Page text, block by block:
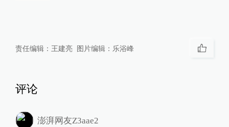
责任编辑： 王建亮 图片编辑： 乐浴峰
评论
澎湃网友Z3aae2